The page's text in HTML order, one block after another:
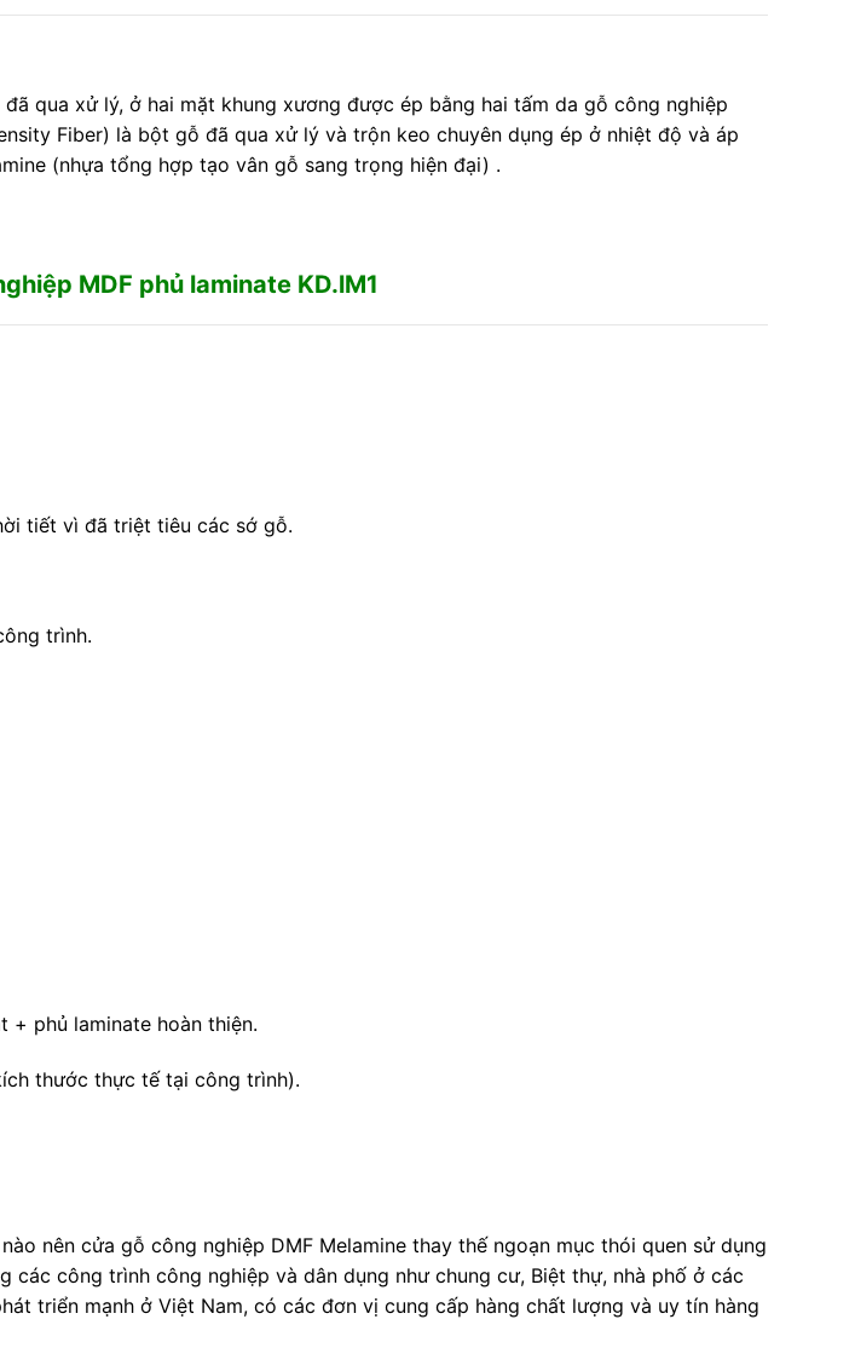
qua xử lý, ở hai mặt khung xương được ép bằng hai tấm da gỗ công nghiệp
Fiber) là bột gỗ đã qua xử lý và trộn keo chuyên dụng ép ở nhiệt độ và áp
(nhựa tổng hợp tạo vân gỗ sang trọng hiện đại) .
MDF phủ laminate KD.lM1
tiết vì đã triệt tiêu các sớ gỗ.
trình.
+ phủ laminate hoàn thiện.
thước thực tế tại công trình).
nên cửa gỗ công nghiệp DMF Melamine thay thế ngoạn mục thói quen sử dụng
công trình công nghiệp và dân dụng như chung cư, Biệt thự, nhà phố ở các
triển mạnh ở Việt Nam, có các đơn vị cung cấp hàng chất lượng và uy tín hàng